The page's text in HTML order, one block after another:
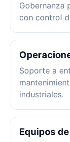
Gobernanza
con control
Soporte a
industriales.
Equipos